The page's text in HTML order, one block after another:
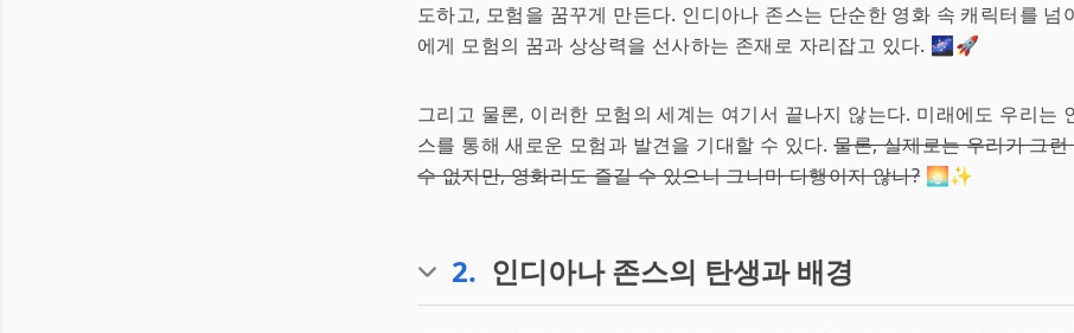
도하고, 모험을 꿈꾸게 만든다. 인디아나 존스는 단순한 영화 속 캐릭터를 넘
에게 모험의 꿈과 상상력을 선사하는 존재로 자리잡고 있다. 🌌🚀
그리고 물론, 이러한 모험의 세계는 여기서 끝나지 않는다. 미래에도 우리는
스를 통해 새로운 모험과 발견을 기대할 수 있다.물론, 실제로는 우리가 그
수 없지만, 영화라도 즐길 수 있으니 그나마 다행이지 않나?🌅✨
2. 인디아나 존스의 탄생과 배경